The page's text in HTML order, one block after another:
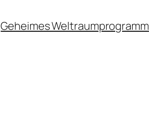
Geheimes Weltraumprogramm